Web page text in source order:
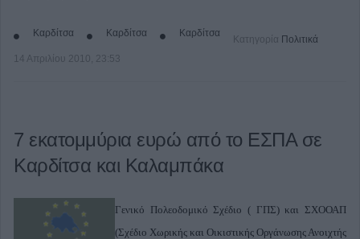
Καρδίτσα Καρδίτσα Καρδίτσα
Κατηγορία Πολιτικά
14 Απριλίου 2010, 23:53
7 εκατομμύρια ευρώ από το ΕΣΠΑ σε
Καρδίτσα και Καλαμπάκα
Γενικό Πολεοδομικό Σχέδιο ( ΓΠΣ) και ΣΧΟΟΑΠ
(Σχέδιο Χωρικής και Οικιστικής Οργάνωσης Ανοιχτής